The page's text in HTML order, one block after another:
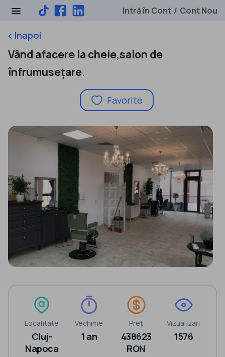
Intră în Cont / Cont Nou
keyboard_arrow_leftInapoi
Vând afacere la cheie,salon de
înfrumusețare.
Favorite
Localitate
Cluj-
Napoca
Vechime
1 an
Preț
438623
RON
Vizualizari
1576